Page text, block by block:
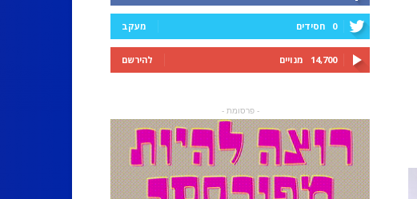
0 חסידים מעקב
14,700 מנויים להירשם
- פרסומת -